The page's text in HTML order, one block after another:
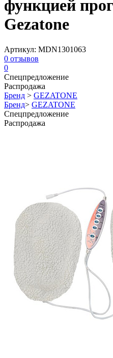
функцией
Gezatone
Артикул: MDN1301063
0 отзывов
0
Спецпредложение
Распродажа
Бренд > GEZATONE
Бренд> GEZATONE
Спецпредложение
Распродажа